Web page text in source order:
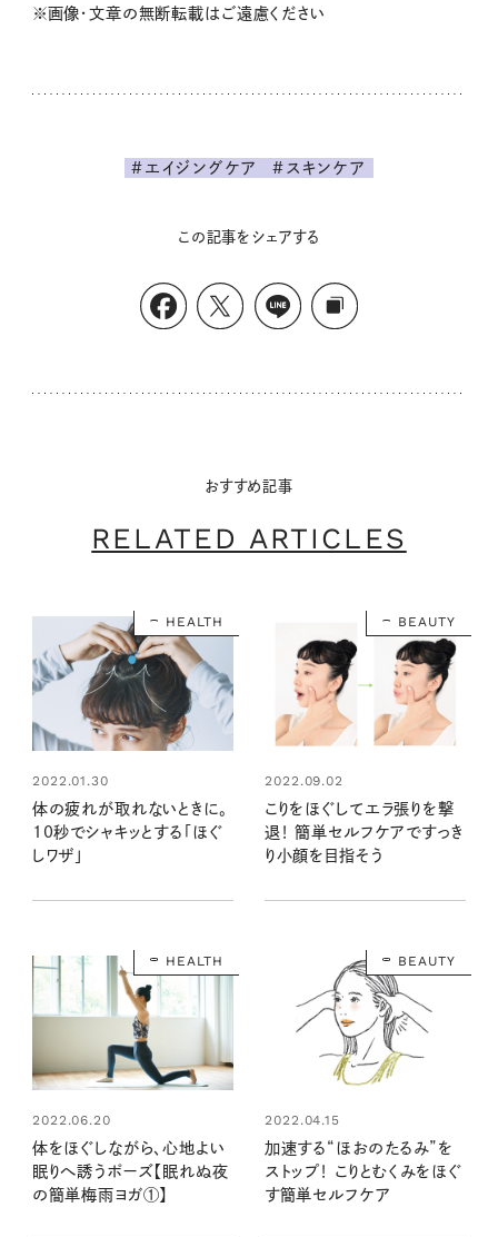
※画像・文章の無断転載はご遠慮ください
#エイジングケア #スキンケア
この記事をシェアする
おすすめ記事
RELATED ARTICLES
HEALTH
2022.01.30
体の疲れが取れないときに。
10秒でシャキッとする「ほぐ
しワザ」
BEAUTY
2022.09.02
こりをほぐしてエラ張りを撃
退！ 簡単セルフケアですっき
り小顔を目指そう
HEALTH
2022.06.20
体をほぐしながら、心地よい
眠りへ誘うポーズ【眠れぬ夜
の簡単梅雨ヨガ①】
BEAUTY
2022.04.15
加速する“ほおのたるみ”を
ストップ！ こりとむくみをほぐ
す簡単セルフケア